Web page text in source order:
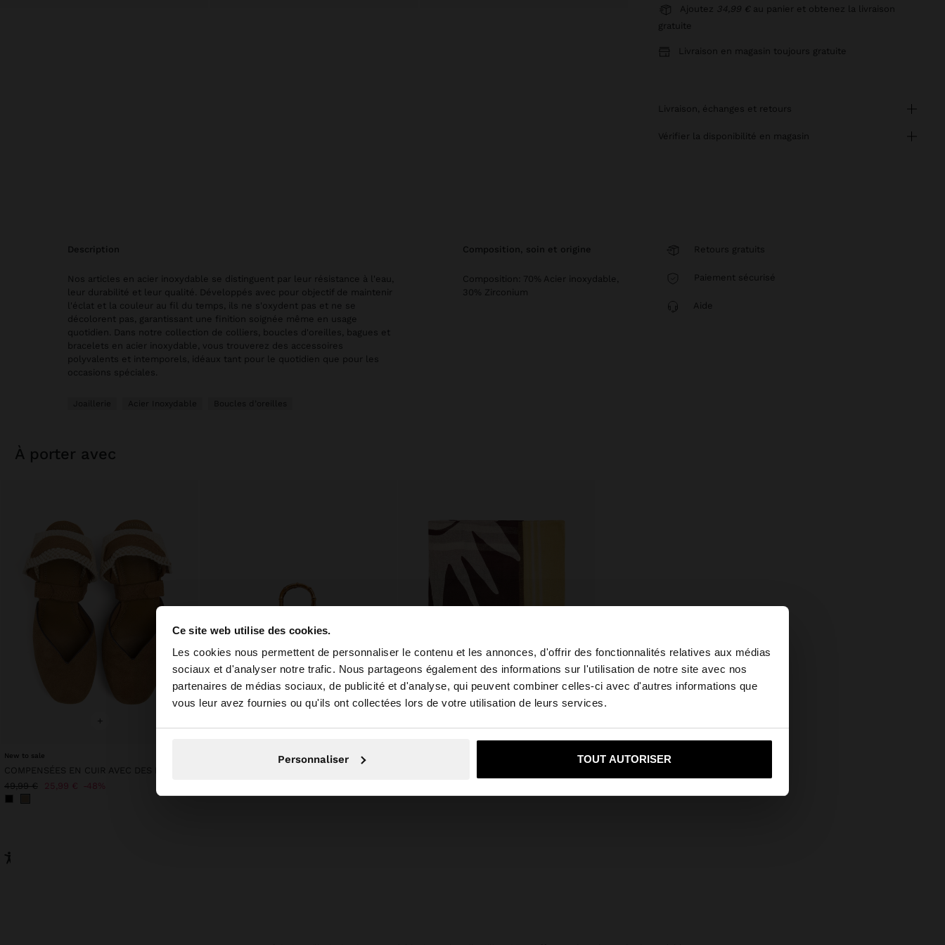
Ce site web utilise des cookies.
Les cookies nous permettent de personnaliser le contenu et les annonces, d'offrir des fonctionnalités relatives aux médias
sociaux et d'analyser notre trafic. Nous partageons également des informations sur l'utilisation de notre site avec nos
partenaires de médias sociaux, de publicité et d'analyse, qui peuvent combiner celles-ci avec d'autres informations que
vous leur avez fournies ou qu'ils ont collectées lors de votre utilisation de leurs services.
Personnaliser TOUT AUTORISER
bonjour ×
Vous accédez au site depuis France. Voulez-vous parcourir notre site au United States?
Non, je souhaite rester sur France Oui, dirigez-moi vers United States
Ajoutez 34,99 € au panier et obtenez la livraison
gratuite
Livraison en magasin toujours gratuite
livraison, échanges et retours
vérifier la disponibilité en magasin
description
Nos articles en acier inoxydable se distinguent par leur résistance à l'eau,
leur durabilité et leur qualité. Développés avec pour objectif de maintenir
l'éclat et la couleur au fil du temps, ils ne s'oxydent pas et ne se
décolorent pas, garantissant une finition soignée même en usage
quotidien. Dans notre collection de colliers, boucles d'oreilles, bagues et
bracelets en acier inoxydable, vous trouverez des accessoires
polyvalents et intemporels, idéaux tant pour le quotidien que pour les
occasions spéciales.
Joaillerie Acier Inoxydable Boucles d’oreilles
composition, soin et origine
Composition: 70% Acier inoxydable,
30% Zirconium
Retours gratuits
Paiement sécurisé
Aide
à porter avec
+
New to sale
49,99 € 25,99 € 48%
Online Exclusive